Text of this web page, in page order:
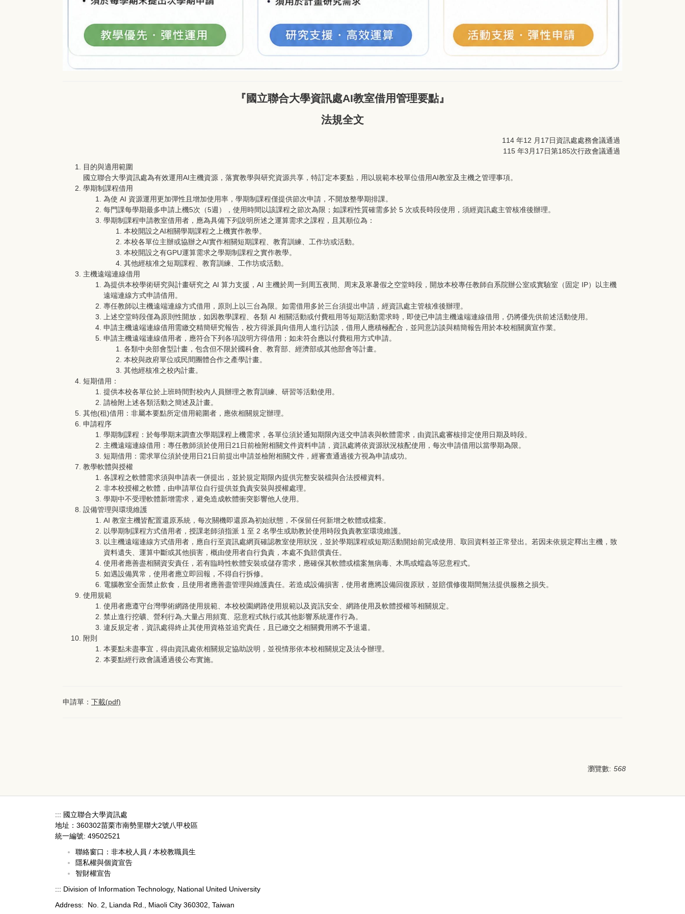
『國立聯合大學資訊處AI教室借用管理要點』
法規全文
114 年12 月17日資訊處處務會議通過
115 年3月17日第185次行政會議通過
目的與適用範圍
國立聯合大學資訊處為有效運用AI主機資源，落實教學與研究資源共享，特訂定本要點，用以規範本校單位借用AI教室及主機之管理事項。
學期制課程借用
為使 AI 資源運用更加彈性且增加使用率，學期制課程僅提供節次申請，不開放整學期排課。
每門課每學期最多申請上機5次（5週），使用時間以該課程之節次為限；如課程性質確需多於 5 次或長時段使用，須經資訊處主管核准後辦理。
學期制課程申請教室借用者，應為具備下列說明所述之運算需求之課程，且其順位為：
本校開設之AI相關學期課程之上機實作教學。
本校各單位主辦或協辦之AI實作相關短期課程、教育訓練、工作坊或活動。
本校開設之有GPU運算需求之學期制課程之實作教學。
其他經核准之短期課程、教育訓練、工作坊或活動。
主機遠端連線借用
為提供本校學術研究與計畫研究之 AI 算力支援，AI 主機於周一到周五夜間、周末及寒暑假之空堂時段，開放本校專任教師自系院辦公室或實驗室（固定 IP）以主機
遠端連線方式申請借用。
專任教師以主機遠端連線方式借用，原則上以三台為限。如需借用多於三台須提出申請，經資訊處主管核准後辦理。
上述空堂時段僅為原則性開放，如因教學課程、各類 AI 相關活動或付費租用等短期活動需求時，即使已申請主機遠端連線借用，仍將優先供前述活動使用。
申請主機遠端連線借用需繳交精簡研究報告，校方得派員向借用人進行訪談，借用人應積極配合，並同意訪談與精簡報告用於本校相關廣宣作業。
申請主機遠端連線借用者，應符合下列各項說明方得借用；如未符合應以付費租用方式申請。
各類中央部會型計畫，包含但不限於國科會、教育部、經濟部或其他部會等計畫。
本校與政府單位或民間團體合作之產學計畫。
其他經核准之校內計畫。
短期借用：
提供本校各單位於上班時間對校內人員辦理之教育訓練、研習等活動使用。
請檢附上述各類活動之簡述及計畫。
其他(租)借用：非屬本要點所定借用範圍者，應依相關規定辦理。
申請程序
學期制課程：於每學期末調查次學期課程上機需求，各單位須於通知期限內送交申請表與軟體需求，由資訊處審核排定使用日期及時段。
主機遠端連線借用：專任教師須於使用日21日前檢附相關文件資料申請，資訊處將依資源狀況核配使用，每次申請借用以當學期為限。
短期借用：需求單位須於使用日21日前提出申請並檢附相關文件，經審查通過後方視為申請成功。
教學軟體與授權
各課程之軟體需求須與申請表一併提出，並於規定期限內提供完整安裝檔與合法授權資料。
非本校授權之軟體，由申請單位自行提供並負責安裝與授權處理。
學期中不受理軟體新增需求，避免造成軟體衝突影響他人使用。
設備管理與環境維護
AI 教室主機皆配置還原系統，每次關機即還原為初始狀態，不保留任何新增之軟體或檔案。
以學期制課程方式借用者，授課老師須指派 1 至 2 名學生或助教於使用時段負責教室環境維護。
以主機遠端連線方式借用者，應自行至資訊處網頁確認教室使用狀況，並於學期課程或短期活動開始前完成使用、取回資料並正常登出。若因未依規定釋出主機，致
資料遺失、運算中斷或其他損害，概由使用者自行負責，本處不負賠償責任。
使用者應善盡相關資安責任，若有臨時性軟體安裝或儲存需求，應確保其軟體或檔案無病毒、木馬或蠕蟲等惡意程式。
如遇設備異常，使用者應立即回報，不得自行拆修。
電腦教室全面禁止飲食，且使用者應善盡管理與維護責任。若造成設備損害，使用者應將設備回復原狀，並賠償修復期間無法提供服務之損失。
使用規範
使用者應遵守台灣學術網路使用規範、本校校園網路使用規範以及資訊安全、網路使用及軟體授權等相關規定。
禁止進行挖礦、營利行為,大量占用頻寬、惡意程式執行或其他影響系統運作行為。
違反規定者，資訊處得終止其使用資格並追究責任，且已繳交之相關費用將不予退還。
附則
本要點未盡事宜，得由資訊處依相關規定協助說明，並視情形依本校相關規定及法令辦理。
本要點經行政會議通過後公布實施。
申請單： 下載(pdf)
瀏覽數: 568
::: 國立聯合大學資訊處
地址：360302苗栗市南勢里聯大2號八甲校區
統一編號: 49502521
聯絡窗口： 非本校人員 / 本校教職員生
隱私權與個資宣告
智財權宣告
::: Division of Information Technology, National United University
Address: No. 2, Lianda Rd., Miaoli City 360302, Taiwan